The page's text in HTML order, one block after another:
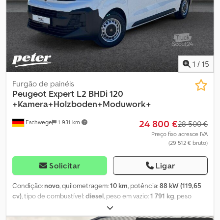
do produto Fabricante: Dani Autobedrijven B.V. Ootmarsumseweg
110 7665SE ALBERGEN, NL
1 / 15
Eschwege 1 931 km
Furgão de painéis
Peugeot Expert L2 BHDi 120
+Kamera+Holzboden+Moduwork+
24 800 €28 500 €
Preço fixo acresce IVA
(29 512 € bruto)
Solicitar Ligar
Condição: novo, quilometragem:10 km, potência:88 kW (119,65
cv), tipo de combustível:diesel, peso em vazio:1 791 kg, peso
, peso total:
eixos:3 275 mm, combustível:diesel, cor:branco, cabina do